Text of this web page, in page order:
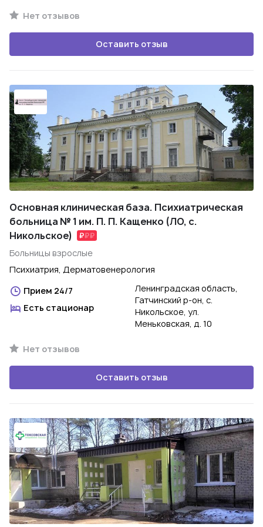
Нет отзывов
Оставить отзыв
Основная клиническая база. Психиатрическая
больница № 1 им. П. П. Кащенко (ЛО, с.
Никольское)
Больницы взрослые
Психиатрия, Дерматовенерология
Прием 24/7
Есть стационар
Ленинградская область,
Гатчинский р-он, с.
Никольское, ул.
Меньковская, д. 10
Нет отзывов
Оставить отзыв